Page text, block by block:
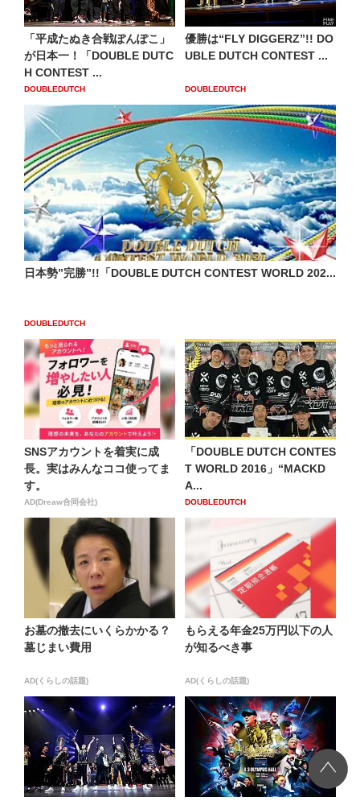
「平成たぬき合戦ぽんぽこ」
が日本一！「DOUBLE DUTC
H CONTEST ...
DOUBLEDUTCH
優勝は“FLY DIGGERZ”!! DO
UBLE DUTCH CONTEST ...
DOUBLEDUTCH
日本勢”完勝”!!「DOUBLE DUTCH CONTEST WORLD 202...
DOUBLEDUTCH
SNSアカウントを着実に成
長。実はみんなココ使ってま
す。
AD(Dreaw合同会社)
「DOUBLE DUTCH CONTES
T WORLD 2016」“MACKD
A...
DOUBLEDUTCH
お墓の撤去にいくらかかる？
墓じまい費用
AD(くらしの話題)
もらえる年金25万円以下の人
が知るべき事
AD(くらしの話題)